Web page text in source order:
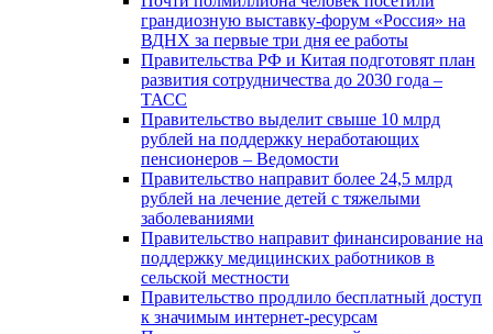
грандиозную выставку-форум «Россия» на
ВДНХ за первые три дня ее работы
Правительства РФ и Китая подготовят план
развития сотрудничества до 2030 года –
ТАСС
Правительство выделит свыше 10 млрд
рублей на поддержку неработающих
пенсионеров – Ведомости
Правительство направит более 24,5 млрд
рублей на лечение детей с тяжелыми
заболеваниями
Правительство направит финансирование на
поддержку медицинских работников в
сельской местности
Правительство продлило бесплатный доступ
к значимым интернет-ресурсам